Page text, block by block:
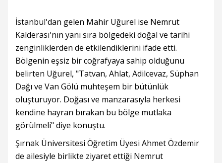
İstanbul'dan gelen Mahir Uğurel ise Nemrut
Kalderası'nın yanı sıra bölgedeki doğal ve tarihi
zenginliklerden de etkilendiklerini ifade etti.
Bölgenin eşsiz bir coğrafyaya sahip olduğunu
belirten Uğurel, "Tatvan, Ahlat, Adilcevaz, Süphan
Dağı ve Van Gölü muhteşem bir bütünlük
oluşturuyor. Doğası ve manzarasıyla herkesi
kendine hayran bırakan bu bölge mutlaka
görülmeli" diye konuştu.
Şırnak Üniversitesi Öğretim Üyesi Ahmet Özdemir
de ailesiyle birlikte ziyaret ettiği Nemrut